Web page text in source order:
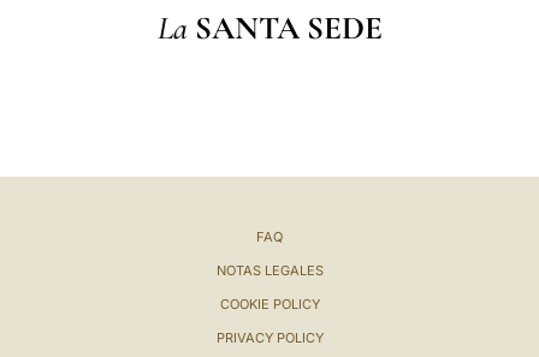
La SANTA SEDE
FAQ
NOTAS LEGALES
COOKIE POLICY
PRIVACY POLICY